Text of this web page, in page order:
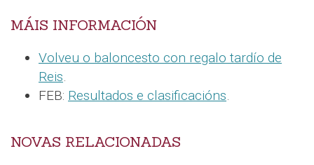
MÁIS INFORMACIÓN
Volveu o baloncesto con regalo tardío de
Reis.
FEB: Resultados e clasificacións.
NOVAS RELACIONADAS